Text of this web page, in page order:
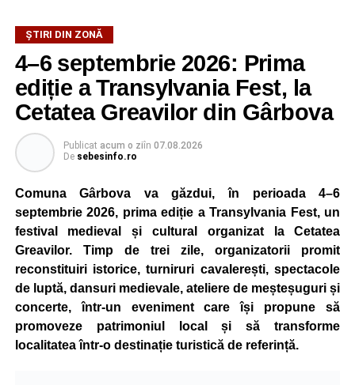
ȘTIRI DIN ZONĂ
4–6 septembrie 2026: Prima
ediție a Transylvania Fest, la
Cetatea Greavilor din Gârbova
Publicat acum o ziîn 07.08.2026
De sebesinfo.ro
Comuna Gârbova va găzdui, în perioada 4–6
septembrie 2026, prima ediție a Transylvania Fest, un
festival medieval și cultural organizat la Cetatea
Greavilor. Timp de trei zile, organizatorii promit
reconstituiri istorice, turniruri cavalerești, spectacole
de luptă, dansuri medievale, ateliere de meșteșuguri și
concerte, într-un eveniment care își propune să
promoveze patrimoniul local și să transforme
localitatea într-o destinație turistică de referință.